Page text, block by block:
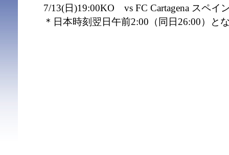
7/13(日)19:00KO vs FC Cartagena スペイ
＊日本時刻翌日午前2:00（同日26:00）と